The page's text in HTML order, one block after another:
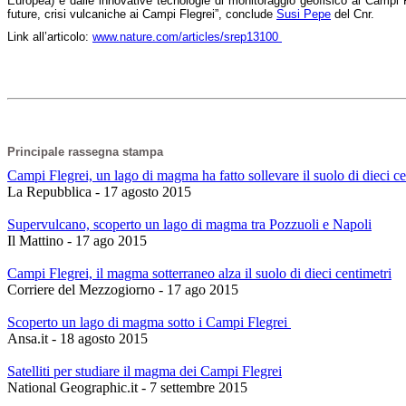
future, crisi vulcaniche ai Campi Flegrei”, conclude Susi Pepe del Cnr.
Link all’articolo: www.nature.com/articles/srep13100
Principale rassegna stampa
Campi Flegrei, un lago di magma ha fatto sollevare il suolo di dieci
La Repubblica - 17 agosto 2015
Supervulcano, scoperto un lago di magma tra Pozzuoli e Napoli
Il Mattino - ‎17 ago 2015‎
Campi Flegrei, il magma sotterraneo alza il suolo di dieci centimetri
Corriere del Mezzogiorno - ‎17 ago 2015‎
Scoperto un lago di magma sotto i Campi Flegrei
Ansa.it - 18 agosto 2015
Satelliti per studiare il magma dei Campi Flegrei
National Geographic.it - 7 settembre 2015